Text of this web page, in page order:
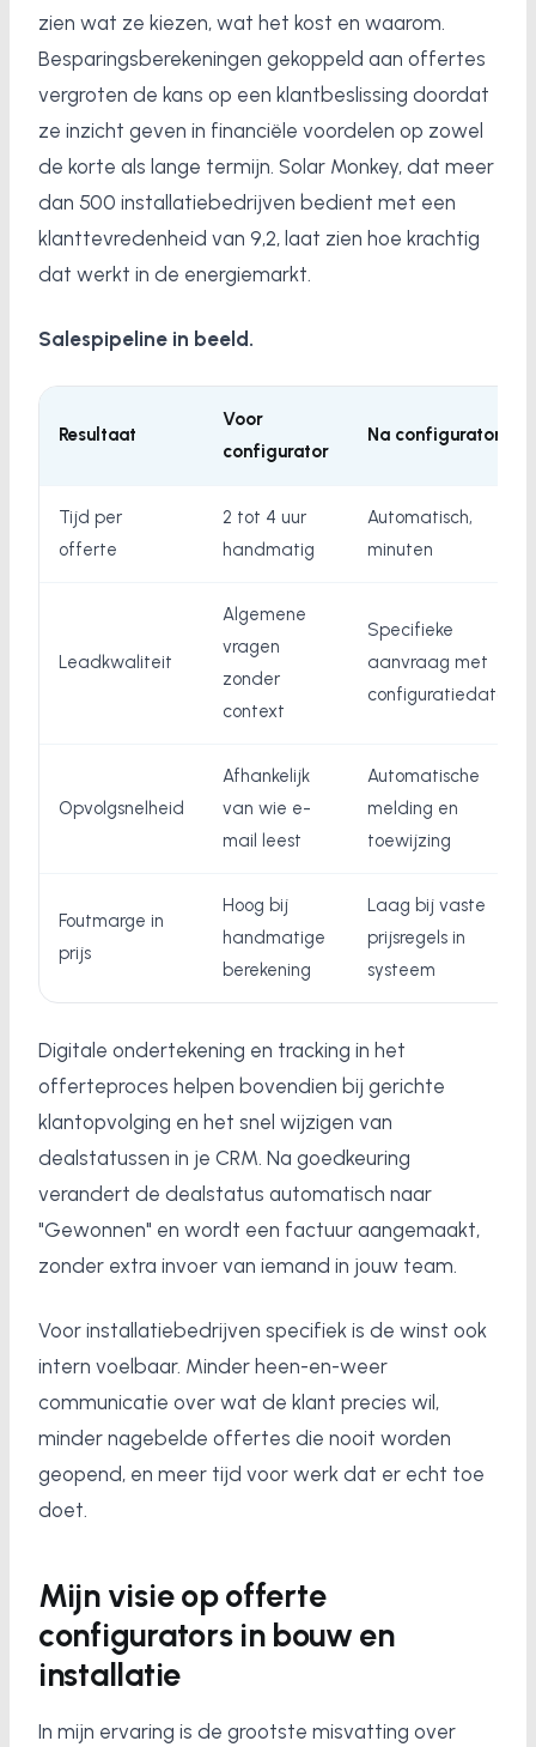
zien wat ze kiezen, wat het kost en waarom.
Besparingsberekeningen gekoppeld aan offertes
vergroten de kans op een klantbeslissing doordat
ze inzicht geven in financiële voordelen op zowel
de korte als lange termijn. Solar Monkey, dat meer
dan 500 installatiebedrijven bedient met een
klanttevredenheid van 9,2, laat zien hoe krachtig
dat werkt in de energiemarkt.
Salespipeline in beeld.
Resultaat
Voor
configurator
Na configurator
Tijd per
offerte
2 tot 4 uur
handmatig
Automatisch,
minuten
Leadkwaliteit
Algemene
vragen
zonder
context
Specifieke
aanvraag met
configuratiedata
Opvolgsnelheid
Afhankelijk
van wie e-
mail leest
Automatische
melding en
toewijzing
Foutmarge in
prijs
Hoog bij
handmatige
berekening
Laag bij vaste
prijsregels in
systeem
Digitale ondertekening en tracking in het
offerteproces helpen bovendien bij gerichte
klantopvolging en het snel wijzigen van
dealstatussen in je CRM. Na goedkeuring
verandert de dealstatus automatisch naar
"Gewonnen" en wordt een factuur aangemaakt,
zonder extra invoer van iemand in jouw team.
Voor installatiebedrijven specifiek is de winst ook
intern voelbaar. Minder heen-en-weer
communicatie over wat de klant precies wil,
minder nagebelde offertes die nooit worden
geopend, en meer tijd voor werk dat er echt toe
doet.
Mijn visie op offerte
configurators in bouw en
installatie
In mijn ervaring is de grootste misvatting over